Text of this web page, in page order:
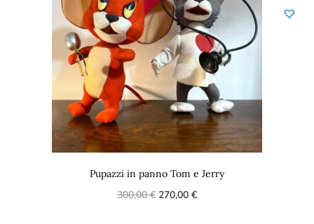
Pupazzi in panno Tom e Jerry
300,00€ 270,00 €